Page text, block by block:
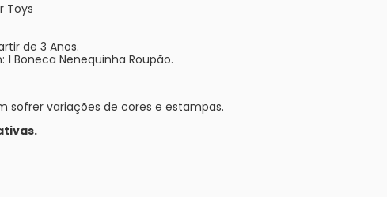
Toys
de 3 Anos.
Boneca Nenequinha Roupão.
sofrer variações de cores e estampas.